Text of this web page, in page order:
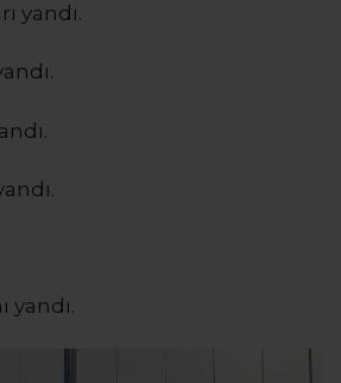
yandı.
yandı.